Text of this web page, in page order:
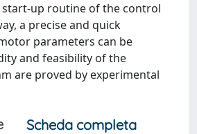
start-up routine of the control
a precise and quick
parameters can be
and feasibility of the
are proved by experimental
Scheda completa